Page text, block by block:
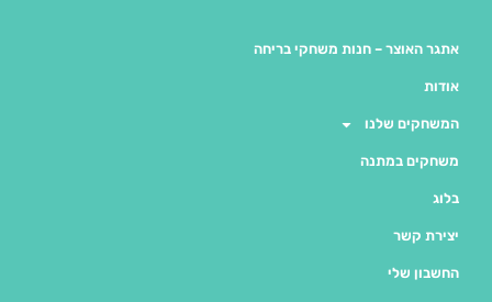
אתגר האוצר – חנות משחקי בריחה
אודות
המשחקים שלנו
משחקים במתנה
בלוג
יצירת קשר
החשבון שלי